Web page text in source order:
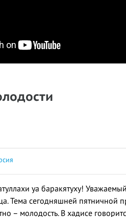
уа баракятуху!
Тема сегодняшней пятничной
– молодость. В хадисе